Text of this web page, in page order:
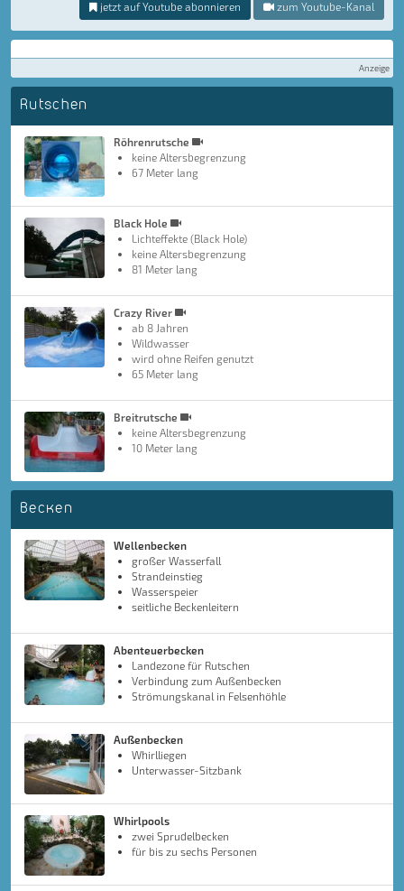
jetzt auf Youtube abonnieren zum Youtube-Kanal
Anzeige
Rutschen
Röhrenrutsche
keine Altersbegrenzung
67 Meter lang
Black Hole
Lichteffekte (Black Hole)
keine Altersbegrenzung
81 Meter lang
Crazy River
ab 8 Jahren
Wildwasser
wird ohne Reifen genutzt
65 Meter lang
Breitrutsche
keine Altersbegrenzung
10 Meter lang
Becken
Wellenbecken
großer Wasserfall
Strandeinstieg
Wasserspeier
seitliche Beckenleitern
Abenteuerbecken
Landezone für Rutschen
Verbindung zum Außenbecken
Strömungskanal in Felsenhöhle
Außenbecken
Whirlliegen
Unterwasser-Sitzbank
Whirlpools
zwei Sprudelbecken
für bis zu sechs Personen